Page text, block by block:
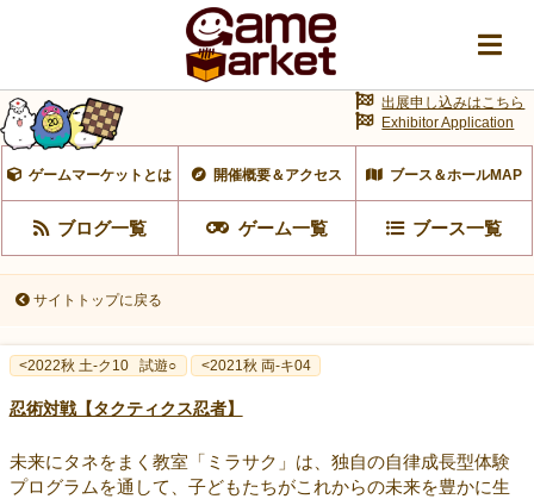
ゲームマーケットとは 開催概要＆アクセス ブース＆ホールMAP
ブログ一覧 ゲーム一覧 ブース一覧
出展申し込みはこちら
Exhibitor Application
サイトトップに戻る
<2022秋 土-ク10 試遊○ <2021秋 両-キ04
忍術対戦【タクティクス忍者】
未来にタネをまく教室「ミラサク」は、独自の自律成長型体験
プログラムを通して、子どもたちがこれからの未来を豊かに生